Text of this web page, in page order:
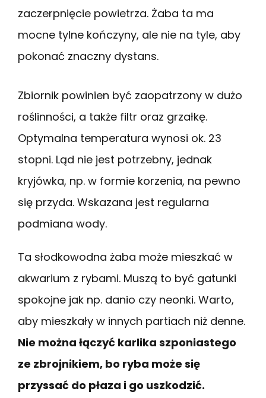
zaczerpnięcie powietrza. Żaba ta ma
mocne tylne kończyny, ale nie na tyle, aby
pokonać znaczny dystans.
Zbiornik powinien być zaopatrzony w dużo
roślinności, a także filtr oraz grzałkę.
Optymalna temperatura wynosi ok. 23
stopni. Ląd nie jest potrzebny, jednak
kryjówka, np. w formie korzenia, na pewno
się przyda. Wskazana jest regularna
podmiana wody.
Ta słodkowodna żaba może mieszkać w
akwarium z rybami. Muszą to być gatunki
spokojne jak np. danio czy neonki. Warto,
aby mieszkały w innych partiach niż denne.
Nie można łączyć karlika szponiastego
ze zbrojnikiem, bo ryba może się
przyssać do płaza i go uszkodzić.